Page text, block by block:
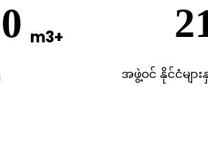
အဖွဲ့ဝင် နိုင်ငံများ